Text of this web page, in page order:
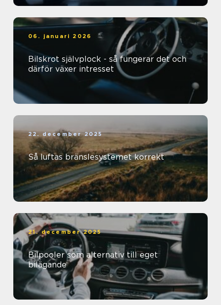
06. januari 2026
Bilskrot självplock - så fungerar det och
därför växer intresset
22. december 2025
Så luftas bränslesystemet korrekt
21. december 2025
Bilpooler som alternativ till eget
bilägande